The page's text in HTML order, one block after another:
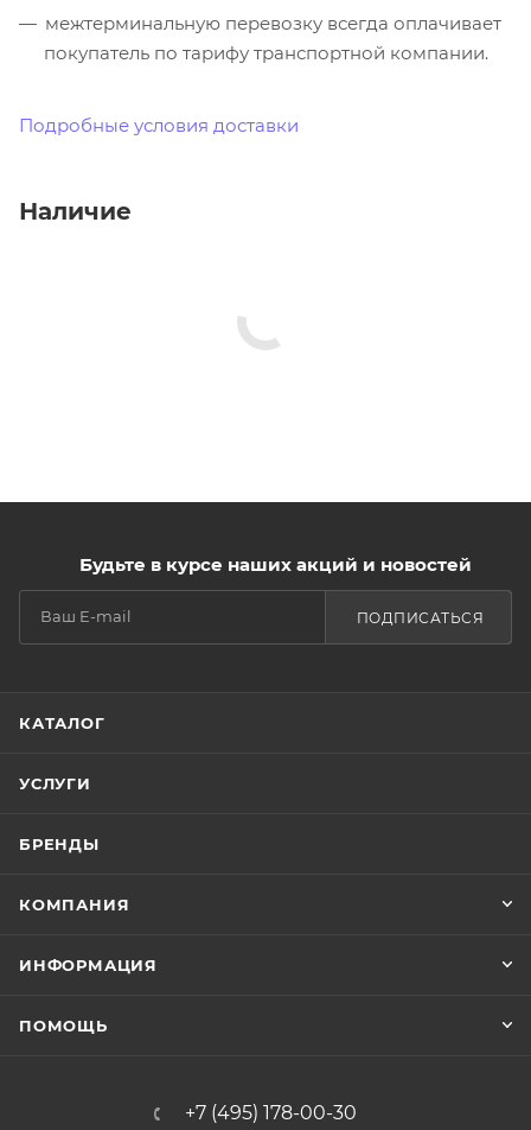
межтерминальную перевозку всегда оплачивает
покупатель по тарифу транспортной компании.
Подробные условия доставки
Наличие
Будьте в курсе наших акций и новостей
ПОДПИСАТЬСЯ
КАТАЛОГ
УСЛУГИ
БРЕНДЫ
КОМПАНИЯ
ИНФОРМАЦИЯ
ПОМОЩЬ
+7 (495) 178-00-30